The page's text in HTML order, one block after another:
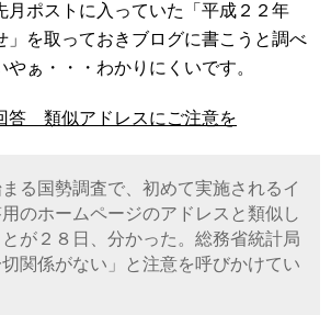
月ポストに入っていた「平成２２年
」を取っておきブログに書こうと調べ
ぁ・・・わかりにくいです。
答 類似アドレスにご注意を
る国勢調査で、初めて実施されるイ
のホームページのアドレスと類似し
が２８日、分かった。総務省統計局
関係がない」と注意を呼びかけてい